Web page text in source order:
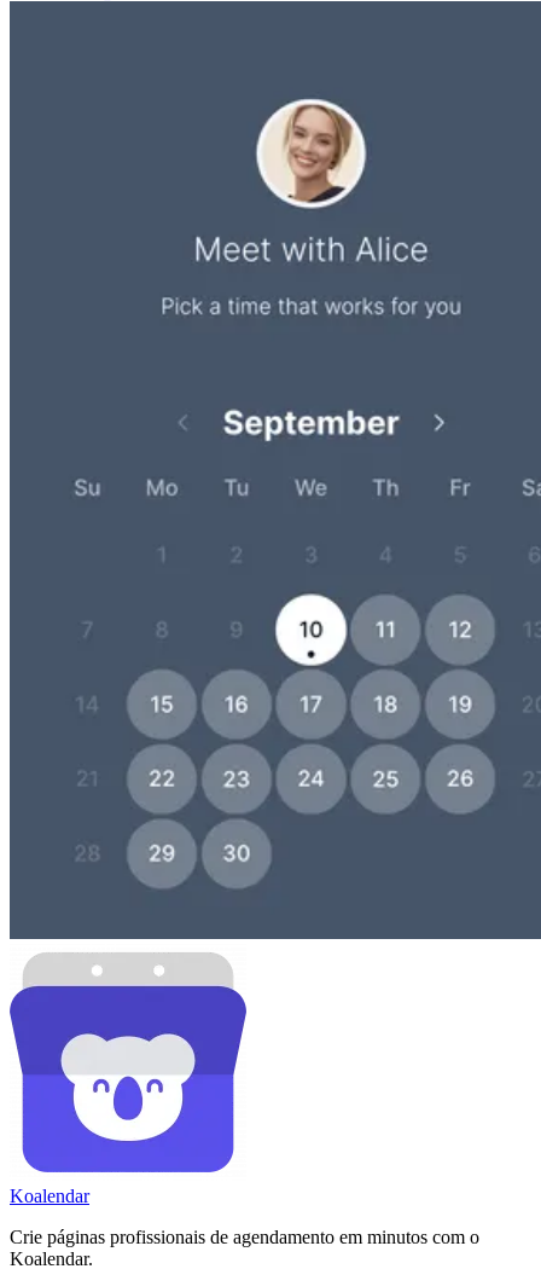
Koalendar
Crie páginas profissionais de agendamento em minutos com o
Koalendar.